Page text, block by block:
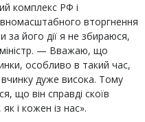
комплекс РФ і
вторгнення
за його дії я не збираюся,
— Вважаю, що
особливо в такий час,
дуже висока. Тому
що він справді скоїв
і кожен із нас».